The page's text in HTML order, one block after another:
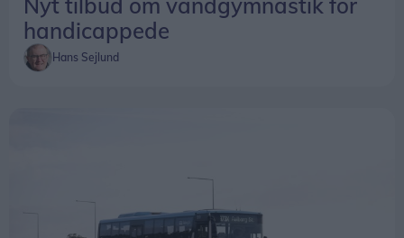
handicappede
Hans Sejlund